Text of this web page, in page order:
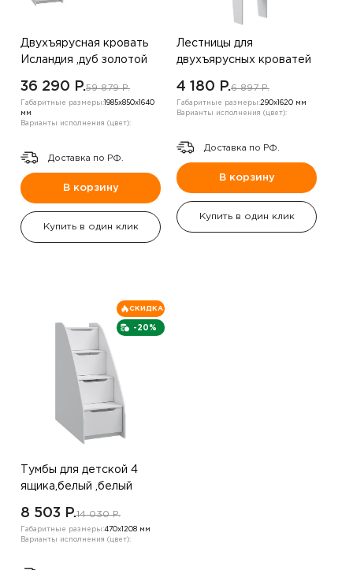
Двухъярусная кровать
Исландия ,дуб золотой
36 290 P.59 879 P.
Габаритные размеры: 1985х850х1640
мм
Варианты исполнения (цвет):
Доставка по РФ.
В корзину
Купить в один клик
Лестницы для
двухъярусных кроватей
,белый
4 180 P.6 897 P.
Габаритные размеры:290х1620 мм
Варианты исполнения (цвет):
Доставка по РФ.
В корзину
Купить в один клик
-20%
СКИДКА
Тумбы для детской 4
ящика,белый ,белый
8 503 P.14 030 P.
Габаритные размеры:470х1208 мм
Варианты исполнения (цвет):